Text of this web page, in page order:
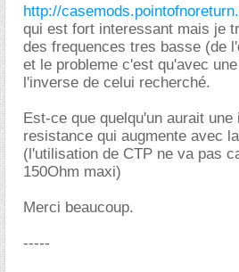
http://
qui est fort interessant mais je
des frequences tres basse (de
et le probleme c'est qu'avec
l'inverse de celui recherché.
Est-ce que quelqu'un aurait
resistance qui augmente avec
(l'utilisation de CTP ne va pas
150Ohm maxi)
Merci beaucoup.
-----